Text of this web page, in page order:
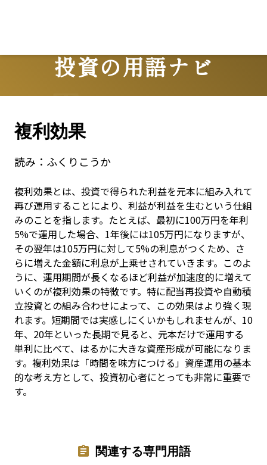
投資の用語ナビ
Terms
複利効果
読み： ふくりこうか
複利効果とは、投資で得られた利益を元本に組み入れて
再び運用することにより、利益が利益を生むという仕組
みのことを指します。たとえば、最初に100万円を年利
5%で運用した場合、1年後には105万円になりますが、
その翌年は105万円に対して5%の利息がつくため、さ
らに増えた金額に利息が上乗せされていきます。このよ
うに、運用期間が長くなるほど利益が加速度的に増えて
いくのが複利効果の特徴です。特に配当再投資や自動積
立投資との組み合わせによって、この効果はより強く現
れます。短期間では実感しにくいかもしれませんが、10
年、20年といった長期で見ると、元本だけで運用する
単利に比べて、はるかに大きな資産形成が可能になりま
す。複利効果は「時間を味方につける」資産運用の基本
的な考え方として、投資初心者にとっても非常に重要で
す。
関連する専門用語